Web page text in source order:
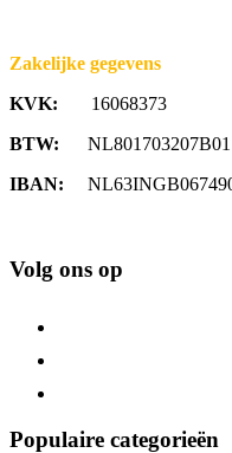
Zakelijke gegevens
KVK: 16068373
BTW: NL801703207B01
IBAN:
Volg ons op
Populaire categorieën